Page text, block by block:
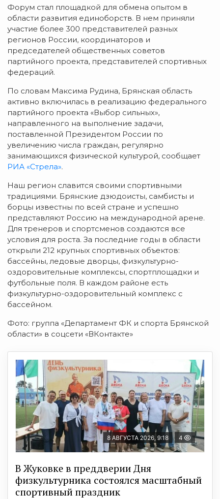
Форум стал площадкой для обмена опытом в
области развития единоборств. В нем приняли
участие более 300 представителей разных
регионов России, координаторов и
председателей общественных советов
партийного проекта, представителей спортивных
федераций.
По словам Максима Рудина, Брянская область
активно включилась в реализацию федерального
партийного проекта «Выбор сильных»,
направленного на выполнение задачи,
поставленной Президентом России по
увеличению числа граждан, регулярно
занимающихся физической культурой, сообщает
РИА «Стрела».
Наш регион славится своими спортивными
традициями. Брянские дзюдоисты, самбисты и
борцы известны по всей стране и успешно
представляют Россию на международной арене.
Для тренеров и спортсменов создаются все
условия для роста. За последние годы в области
открыли 212 крупных спортивных объектов:
бассейны, ледовые дворцы, физкультурно-
оздоровительные комплексы, спортплощадки и
футбольные поля. В каждом районе есть
физкультурно-оздоровительный комплекс с
бассейном.
Фото: группа «Департамент ФК и спорта Брянской
области» в соцсети «ВКонтакте»
8 АВГУСТА 2026, 9:18 4
В Жуковке в преддверии Дня
физкультурника состоялся масштабный
спортивный праздник